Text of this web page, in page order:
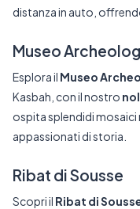
distanza in auto,
Museo
Esplora il Museo
Kasbah, con il nostro
ospita splendidi mosaici
appassionati di storia.
Ribat di Sousse
Scopri il Ribat di